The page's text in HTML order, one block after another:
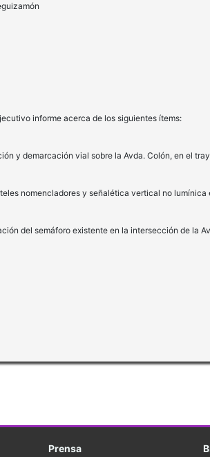
informe acerca de los siguientes ítems:
y demarcación vial sobre la Avda. Colón, en el
nomencladores y señalética vertical no
del semáforo existente en la intersección de la
Prensa